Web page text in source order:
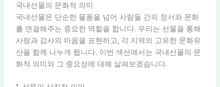
국내선물의 문화적 의미
국내선물은 단순한 물품을 넘어 사람들 간의 정서와 문화
를 연결해주는 중요한 역할을 합니다. 우리는 선물을 통해
사랑과 감사의 마음을 표현하고, 각 지역의 고유한 문화유
산을 함께 나누게 됩니다. 이번 섹션에서는 국내선물의 문
화적 의미와 그 중요성에 대해 살펴보겠습니다.